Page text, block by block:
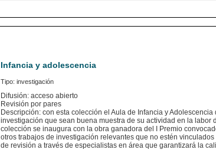
Infancia y adolescencia
Tipo: investigación
Difusión: acceso abierto
Revisión por pares
Descripción: con esta colección el Aula de Infancia y
investigación que sean buena muestra de su actividad en la labor
colección se inaugura con la obra ganadora del I Premio
otros trabajos de investigación relevantes que no estén
de revisión a través de especialistas en área que garantizará la